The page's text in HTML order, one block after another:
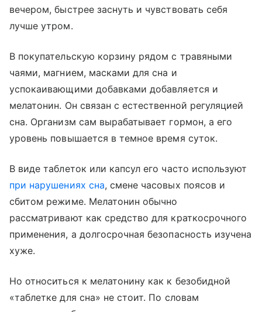
вечером, быстрее заснуть и чувствовать себя
лучше утром.
В покупательскую корзину рядом с травяными
чаями, магнием, масками для сна и
успокаивающими добавками добавляется и
мелатонин. Он связан с естественной регуляцией
сна. Организм сам вырабатывает гормон, а его
уровень повышается в темное время суток.
В виде таблеток или капсул его часто используют
при нарушениях сна, смене часовых поясов и
сбитом режиме. Мелатонин обычно
рассматривают как средство для краткосрочного
применения, а долгосрочная безопасность изучена
хуже.
Но относиться к мелатонину как к безобидной
«таблетке для сна» не стоит. По словам